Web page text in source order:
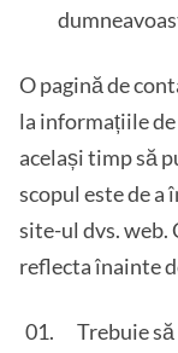
O pagină de
la informațiile
același timp să
scopul este de
site-ul dvs. web.
reflecta înainte
Trebuie